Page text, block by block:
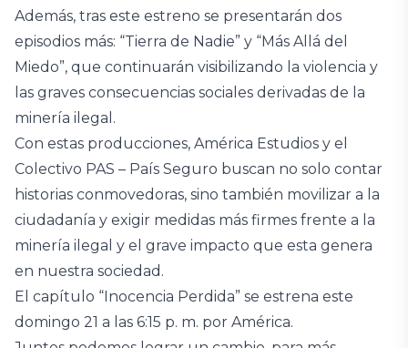
Además, tras este estreno se presentarán dos
episodios más: “Tierra de Nadie” y “Más Allá del
Miedo”, que continuarán visibilizando la violencia y
las graves consecuencias sociales derivadas de la
minería ilegal.
Con estas producciones, América Estudios y el
Colectivo PAS – País Seguro buscan no solo contar
historias conmovedoras, sino también movilizar a la
ciudadanía y exigir medidas más firmes frente a la
minería ilegal y el grave impacto que esta genera
en nuestra sociedad.
El capítulo “Inocencia Perdida” se estrena este
domingo 21 a las 6:15 p. m. por América.